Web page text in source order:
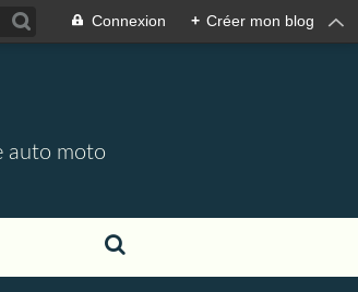
Connexion + Créer mon blog
auto moto